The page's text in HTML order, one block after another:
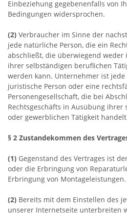
Einbeziehung gegebenenfalls von
Bedingungen widersprochen.
(2) Verbraucher im Sinne der
jede natürliche Person, die ein
abschließt, die überwiegend
ihrer selbständigen beruflichen
werden kann. Unternehmer ist
juristische Person oder eine
Personengesellschaft, die bei
Rechtsgeschäfts in Ausübung
oder gewerblichen Tätigkeit
§ 2 Zustandekommen des
(1) Gegenstand des Vertrages ist
oder die Erbringung von
Erbringung von Montageleistungen.
(2) Bereits mit dem Einstellen des
unserer Internetseite unterbreiten